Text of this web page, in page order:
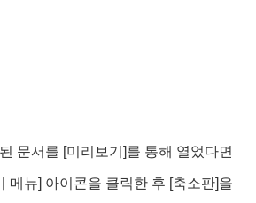
문서를 [미리보기]를 통해 열었다면
메뉴] 아이콘을 클릭한 후 [축소판]을